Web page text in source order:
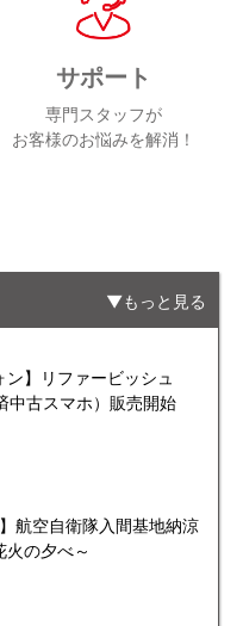
サポート
専門スタッフが
お客様のお悩みを解消！
もっと見る
ン】リファービッシュ
中古スマホ）販売開始
航空自衛隊入間基地納涼
火の夕べ～